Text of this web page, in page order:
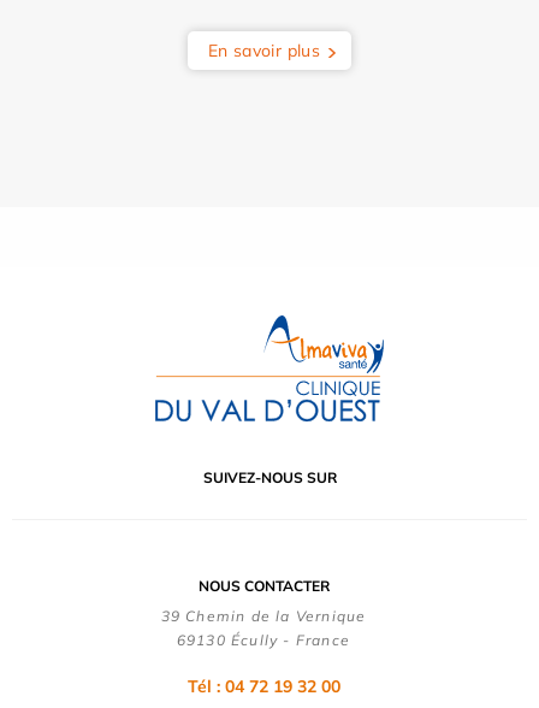
En savoir plus
SUIVEZ-NOUS SUR
NOUS CONTACTER
39 Chemin de la Vernique
69130 Écully - France
Tél : 04 72 19 32 00